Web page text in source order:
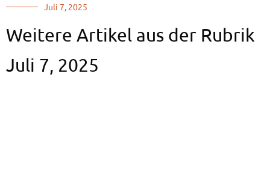
Juli 7, 2025
Weitere Artikel aus der Rubrik
Juli 7, 2025